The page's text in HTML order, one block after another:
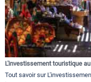
L'investissement touristique
Tout savoir sur